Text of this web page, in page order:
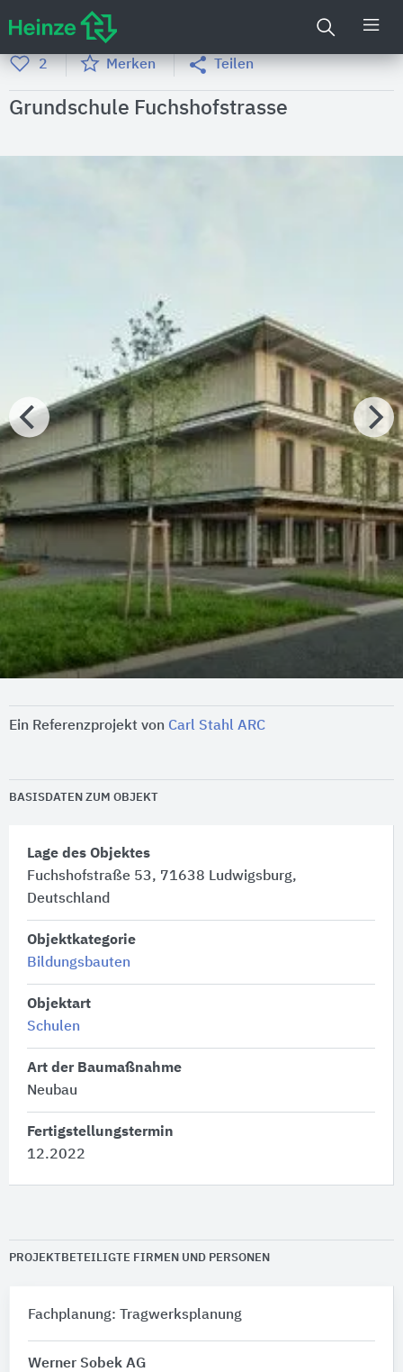
2 Merken Teilen
Grundschule Fuchshofstrasse
Ein Referenzprojekt von Carl Stahl ARC
BASISDATEN ZUM OBJEKT
Lage des Objektes
Fuchshofstraße 53, 71638 Ludwigsburg,
Deutschland
Objektkategorie
Bildungsbauten
Objektart
Schulen
Art der Baumaßnahme
Neubau
Fertigstellungstermin
12.2022
PROJEKTBETEILIGTE FIRMEN UND PERSONEN
Fachplanung: Tragwerksplanung
Werner Sobek AG